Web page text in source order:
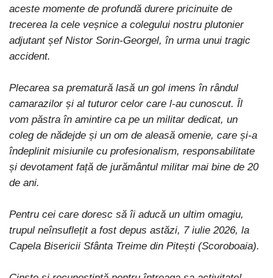
aceste momente de profundă durere pricinuite de
trecerea la cele veșnice a colegului nostru plutonier
adjutant șef Nistor Sorin-Georgel, în urma unui tragic
accident.
Plecarea sa prematură lasă un gol imens în rândul
camarazilor și al tuturor celor care l-au cunoscut. Îl
vom păstra în amintire ca pe un militar dedicat, un
coleg de nădejde și un om de aleasă omenie, care și-a
îndeplinit misiunile cu profesionalism, responsabilitate
și devotament față de jurământul militar mai bine de 20
de ani.
Pentru cei care doresc să îi aducă un ultim omagiu,
trupul neînsuflețit a fost depus astăzi, 7 iulie 2026, la
Capela Bisericii Sfânta Treime din Pitești (Scoroboaia).